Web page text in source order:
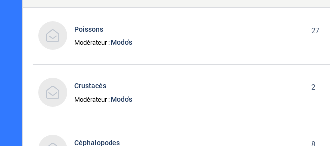
Poissons
Modérateur : Modo's
27
Crustacés
Modérateur : Modo's
2
Céphalopodes 8